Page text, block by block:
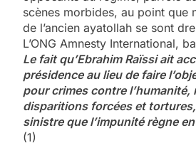
scènes morbides, au point que
de l’ancien ayatollah se sont
L’ONG Amnesty International,
Le fait qu’Ebrahim Raïssi ait
présidence au lieu de faire
pour crimes contre l’humanité,
disparitions forcées et
sinistre que l’impunité règne
(1)